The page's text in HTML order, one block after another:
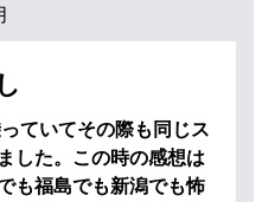
ていてその際も同じス
した。この時の感想は
も福島でも新潟でも怖